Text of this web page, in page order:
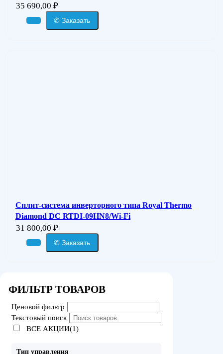
35 690,00 ₽
✆ Заказать
Сплит-система инверторного типа Royal Thermo
Diamond DC RTDI-09HN8/Wi-Fi
31 800,00 ₽
✆ Заказать
ФИЛЬТР ТОВАРОВ
Ценовой фильтр
Текстовый поиск
ВСЕ АКЦИИ(1)
Тип управления